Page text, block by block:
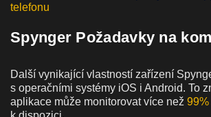
telefonu
Spynger Požadavky na
Další vynikající vlastností zařízení
s operačními systémy iOS i Android. To
aplikace může monitorovat více než 99%